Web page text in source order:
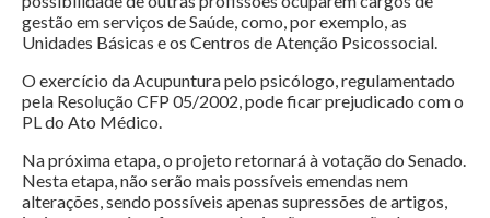
gestão em serviços de Saúde, como, por exemplo, as
Unidades Básicas e os Centros de Atenção Psicossocial.
O exercício da Acupuntura pelo psicólogo, regulamentado
pela Resolução CFP 05/2002, pode ficar prejudicado com o
PL do Ato Médico.
Na próxima etapa, o projeto retornará à votação do Senado.
Nesta etapa, não serão mais possíveis emendas nem
alterações, sendo possíveis apenas supressões de artigos,